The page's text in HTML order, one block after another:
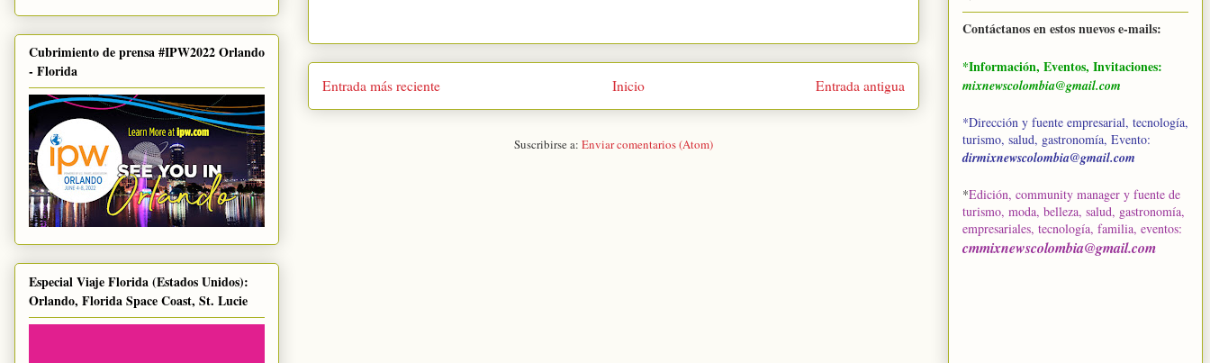
Entrada más reciente Entrada antigua
Inicio
Suscribirse a: Enviar comentarios (Atom)
Cubrimiento de prensa #IPW2022 Orlando
- Florida
Especial Viaje Florida (Estados Unidos):
Orlando, Florida Space Coast, St. Lucie
Contáctanos en estos nuevos e-mails:
*Información, Eventos, Invitaciones:
mixnewscolombia@gmail.com
*Dirección y fuente empresarial, tecnología,
turismo, salud, gastronomía, Evento:
dirmixnewscolombia@gmail.com
*Edición, community manager y fuente de
turismo, moda, belleza, salud, gastronomía,
empresariales, tecnología, familia, eventos:
cmmixnewscolombia@gmail.com